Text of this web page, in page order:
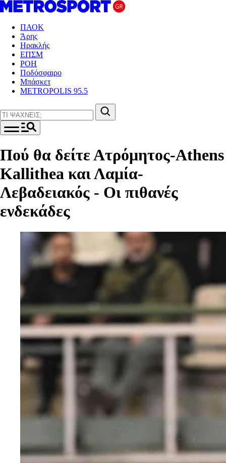
ΠΑΟΚ
Άρης
Ηρακλής
ΕΠΣΜ
ΡΟΗ
Ποδόσφαιρο
Μπάσκετ
METROPOLIS 95.5
Πού θα δείτε Ατρόμητος-Athens
Kallithea και Λαμία-
Λεβαδειακός - Οι πιθανές
ενδεκάδες